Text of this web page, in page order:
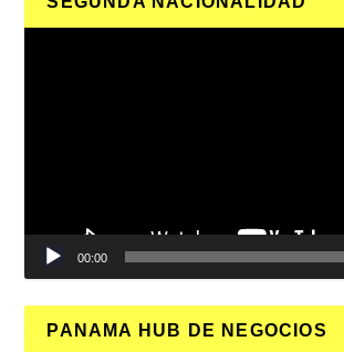
00:00
PANAMA HUB DE NEGOCIOS